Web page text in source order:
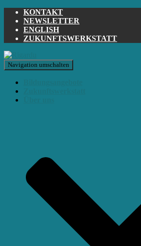
KONTAKT
NEWSLETTER
ENGLISH
ZUKUNFTSWERKSTATT
Navigation umschalten